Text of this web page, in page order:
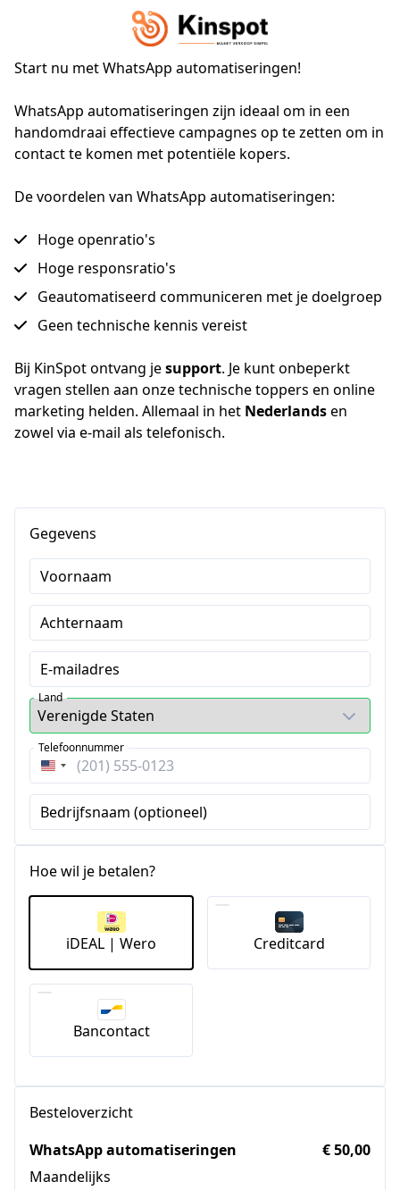
Start nu metWhatsApp automatiseringen!
WhatsApp automatiseringen zijn ideaal om in een
handomdraai effectieve campagnes op te zetten om in
contact te komen met potentiële kopers.
De voordelen van WhatsApp automatiseringen:
Hoge openratio's
Hoge responsratio's
Geautomatiseerd communiceren met je doelgroep
Geen technische kennis vereist
Bij KinSpot ontvang je support. Je kunt onbeperkt
vragen stellen aan onze technische toppers en online
marketing helden. Allemaal in het Nederlands en
zowel via e-mail als telefonisch.
Gegevens
Voornaam
Achternaam
E-mailadres
Land
Verenigde
Staten
+1
Telefoonnummer
Bedrijfsnaam (optioneel)
Hoe wil je betalen?
iDEAL | Wero Creditcard
Bancontact
Besteloverzicht
WhatsApp automatiseringen
Maandelijks
€ 50,00